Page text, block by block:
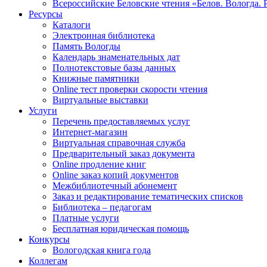
Всероссийские Беловские чтения «Белов. Вологда.
Ресурсы
Каталоги
Электронная библиотека
Память Вологды
Календарь знаменательных дат
Полнотекстовые базы данных
Книжные памятники
Online тест проверки скорости чтения
Виртуальные выставки
Услуги
Перечень предоставляемых услуг
Интернет-магазин
Виртуальная справочная служба
Предварительный заказ документа
Online продление книг
Online заказ копий документов
Межбиблиотечный абонемент
Заказ и редактирование тематических списков
Библиотека – педагогам
Платные услуги
Бесплатная юридическая помощь
Конкурсы
Вологодская книга года
Коллегам